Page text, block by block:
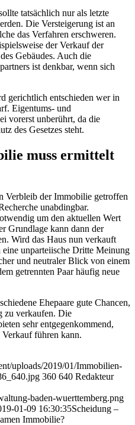
tatsächlich nur als letzte
Die Versteigerung ist an
das Verfahren erschweren.
der Verkauf der
Gebäudes. Auch die
ist denkbar, wenn sich
gerichtlich entschieden wer in
Eigentums- und
vorerst unberührt, da die
des Gesetzes steht.
muss ermittelt
Verbleib der Immobilie getroffen
unabdingbar.
um den aktuellen Wert
Grundlage kann dann der
Wird das Haus nun verkauft
eine unparteiische Dritte Meinung
und neutraler Blick von einem
getrennten Paar häufig neue
Ehepaare gute Chancen,
zu verkaufen. Die
sehr entgegenkommend,
führen kann.
uploads/2019/01/Immobilien-
360 640 Redakteur
baden-wuerttemberg.png
01-09 16:30:35Scheidung –
Immobilie?